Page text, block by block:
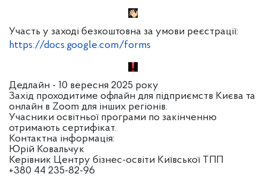
Участь у заході безкоштовна за умови реєстрації:
https://docs.google.com/forms
Дедлайн - 10 вересня 2025 року
Захід проходитиме офлайн для підприємств Києва та
онлайн в Zoom для інших регіонів.
Учасники освітньої програми по закінченню
отримають сертифікат.
Контактна інформація:
Юрій Ковальчук
Керівник Центру бізнес-освіти Київської ТПП
+380 44 235-82-96